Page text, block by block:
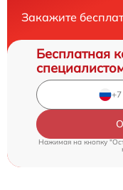
Закажите
Бесплатная
Нажимая на кнопку